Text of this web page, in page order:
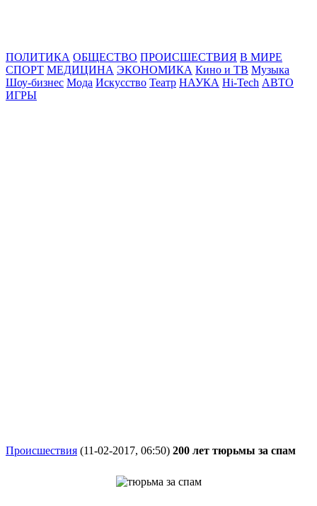
ПОЛИТИКА ОБЩЕСТВО ПРОИСШЕСТВИЯ В МИРЕ
СПОРТ МЕДИЦИНА ЭКОНОМИКА Кино и ТВ Музыка
Шоу-бизнес Мода Искусство Театр НАУКА Hi-Tech АВТО
ИГРЫ
Происшествия (11-02-2017, 06:50) 200 лет тюрьмы за спам